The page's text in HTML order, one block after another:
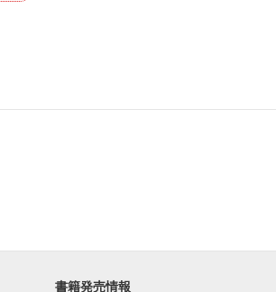
作品を読む
書籍発売情報